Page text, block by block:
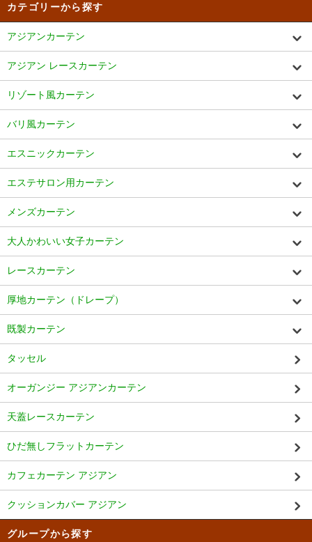
カテゴリーから探す
アジアンカーテン
アジアン レースカーテン
リゾート風カーテン
バリ風カーテン
エスニックカーテン
エステサロン用カーテン
メンズカーテン
大人かわいい女子カーテン
レースカーテン
厚地カーテン（ドレープ）
既製カーテン
タッセル
オーガンジー アジアンカーテン
天蓋レースカーテン
ひだ無しフラットカーテン
カフェカーテン アジアン
クッションカバー アジアン
グループから探す